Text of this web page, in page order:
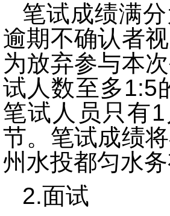
笔试成绩满
逾期不确认者
为放弃参与本
试人数至多1:5
笔试人员只有
节。笔试成绩
州水投都匀水
2.面试